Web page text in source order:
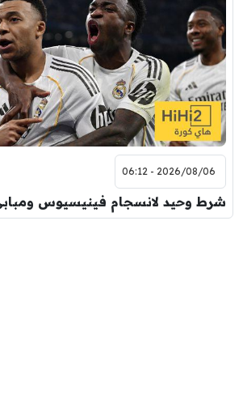
2026/08/06 - 06:12
شرط وحيد لانسجام فينيسيوس